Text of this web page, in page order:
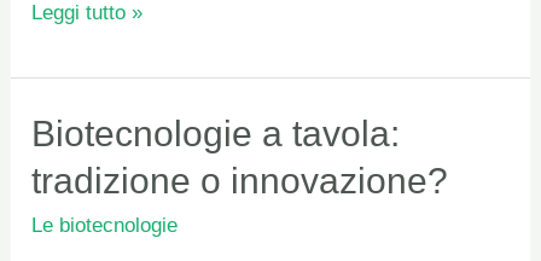
Leggi tutto »
Biotecnologie a tavola:
tradizione o innovazione?
Le biotecnologie
Biotecnologie
tavola:
tradizione